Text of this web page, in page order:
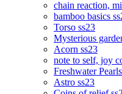
chain reaction,
bamboo basics
Torso ss23
Mysterious
Acorn ss23
note to self, joy
Freshwater
Astro ss23